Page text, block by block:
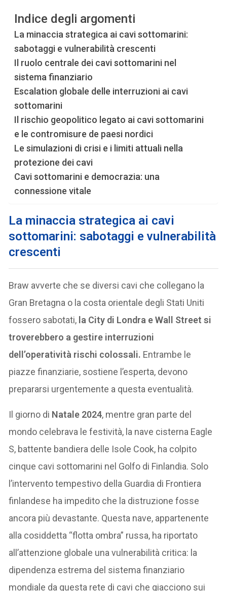
Indice degli argomenti
La minaccia strategica ai cavi sottomarini:
sabotaggi e vulnerabilità crescenti
Il ruolo centrale dei cavi sottomarini nel
sistema finanziario
Escalation globale delle interruzioni ai cavi
sottomarini
Il rischio geopolitico legato ai cavi sottomarini
e le contromisure de paesi nordici
Le simulazioni di crisi e i limiti attuali nella
protezione dei cavi
Cavi sottomarini e democrazia: una
connessione vitale
La minaccia strategica ai cavi
sottomarini: sabotaggi e vulnerabilità
crescenti
Braw avverte che se diversi cavi che collegano la
Gran Bretagna o la costa orientale degli Stati Uniti
fossero sabotati, la City di Londra e Wall Street si
troverebbero a gestire interruzioni
dell’operatività rischi colossali. Entrambe le
piazze finanziarie, sostiene l’esperta, devono
prepararsi urgentemente a questa eventualità.
Il giorno di Natale 2024, mentre gran parte del
mondo celebrava le festività, la nave cisterna Eagle
S, battente bandiera delle Isole Cook, ha colpito
cinque cavi sottomarini nel Golfo di Finlandia. Solo
l’intervento tempestivo della Guardia di Frontiera
finlandese ha impedito che la distruzione fosse
ancora più devastante. Questa nave, appartenente
alla cosiddetta “flotta ombra” russa, ha riportato
all’attenzione globale una vulnerabilità critica: la
dipendenza estrema del sistema finanziario
mondiale da questa rete di cavi che giacciono sui